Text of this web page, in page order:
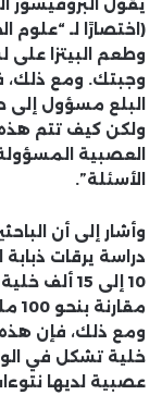
(اختصارًا لـ “علوم
وطعم البيتزا
وجبتك. ومع ذلك،
البلع مسؤول إلى
ولكن كيف تتم هذه
العصبية
الأسئلة”.
وأشار إلى أن
دراسة يرقات
10 إلى 15
مقارنة بنحو 100 مليار خلية عصبية في الدماغ البشري.
خلية تشكل في
عصبية لديها